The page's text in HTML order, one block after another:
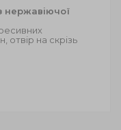
нержавіючої
отвір на скрізь